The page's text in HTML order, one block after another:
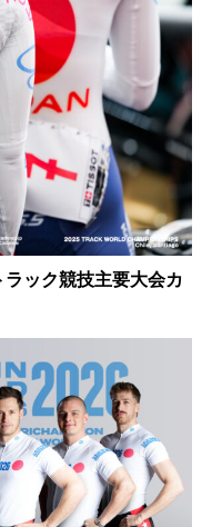
ラック競技主要大会カ